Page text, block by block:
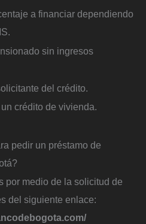
a financiar dependiendo
sin ingresos
del crédito.
crédito de vivienda.
pedir un préstamo de
por medio de la solicitud de
del siguiente enlace: